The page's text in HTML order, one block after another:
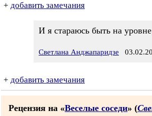
+ добавить замечания
И я стараюсь быть на
Светлана Анджапаридзе
+ добавить замечания
Рецензия на «Веселые соседи» (